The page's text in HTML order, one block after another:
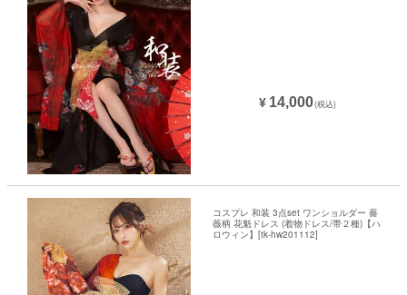
¥ 14,000(税込)
コスプレ 和装 3点set ワンショルダー 薔
薇柄 花魁ドレス (着物ドレス/帯２種)【ハ
ロウィン】[tk-hw201112]